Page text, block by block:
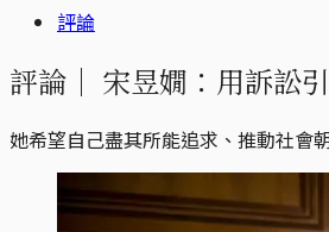
評論
評論｜ 宋昱嫺：用訴訟
她希望自己盡其所能追求、推動社會